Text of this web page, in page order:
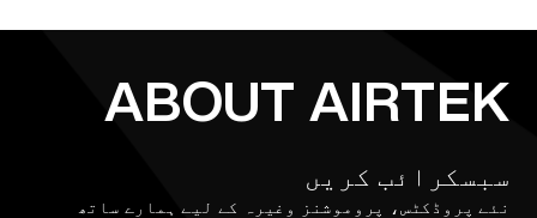
ABOUT AIRTEK
سبسکرائب کریں
نئے پروڈکٹس، پروموشنز وغیرہ کے لیے ہمارے ساتھ